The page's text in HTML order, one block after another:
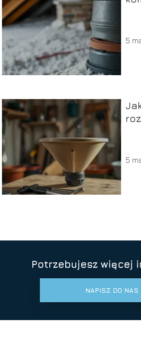
5
5
Potrzebujesz więcej
NAPISZ DO NAS